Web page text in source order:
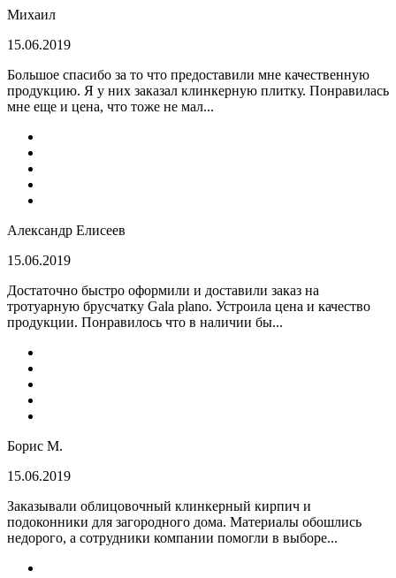
Михаил
15.06.2019
Большое спасибо за то что предоставили мне качественную
продукцию. Я у них заказал клинкерную плитку. Понравилась
мне еще и цена, что тоже не мал...
Александр Елисеев
15.06.2019
Достаточно быстро оформили и доставили заказ на
тротуарную брусчатку Gala plano. Устроила цена и качество
продукции. Понравилось что в наличии бы...
Борис М.
15.06.2019
Заказывали облицовочный клинкерный кирпич и
подоконники для загородного дома. Материалы обошлись
недорого, а сотрудники компании помогли в выборе...